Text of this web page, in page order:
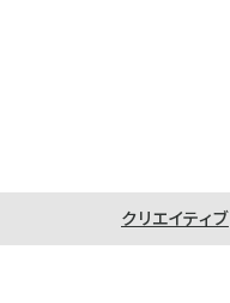
クリエイティブ